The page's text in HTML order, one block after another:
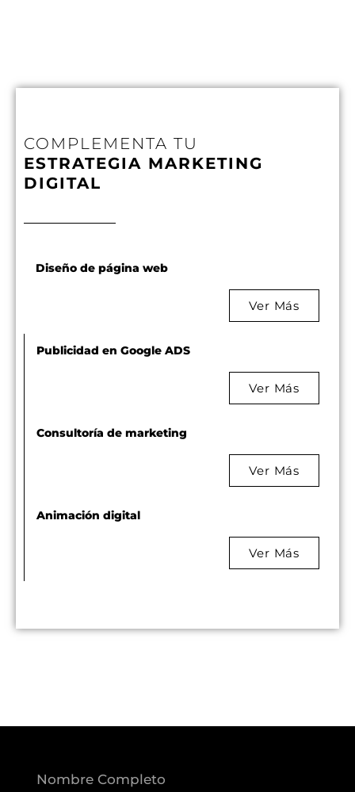
COMPLEMENTA TU
ESTRATEGIA MARKETING
DIGITAL
Diseño de página web
Ver Más
Publicidad en Google ADS
Ver Más
Consultoría de marketing
Ver Más
Animación digital
Ver Más